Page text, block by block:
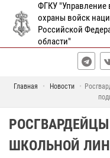
ФГКУ "Управление
охраны войск
Российской
области"
Главная Новости
ШКОЛЬНОЙ